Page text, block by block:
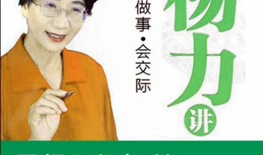
居家生活 3C家電 運動休閒 親子玩具
女裝 男裝 化妝保養 情趣用品
日本購物 電子/紙本書